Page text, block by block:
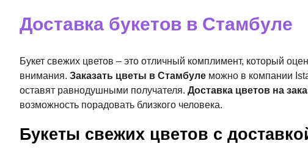
Доставка букетов в Стамбуле
Букет свежих цветов – это отличный комплимент, который
внимания. Заказать цветы в Стамбуле можно в компании
оставят равнодушными получателя. Доставка цветов на
возможность порадовать близкого человека.
Букеты свежих цветов с